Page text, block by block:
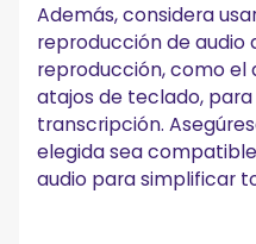
Además, considera
reproducción de
reproducción, como el
atajos de teclado,
transcripción.
elegida sea
audio para simplificar